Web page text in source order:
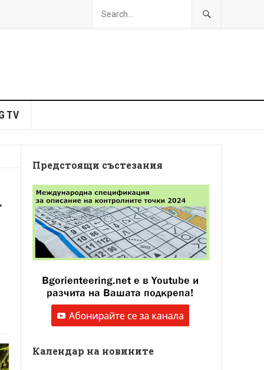
TV
Предстоящи състезания
Календар на новините